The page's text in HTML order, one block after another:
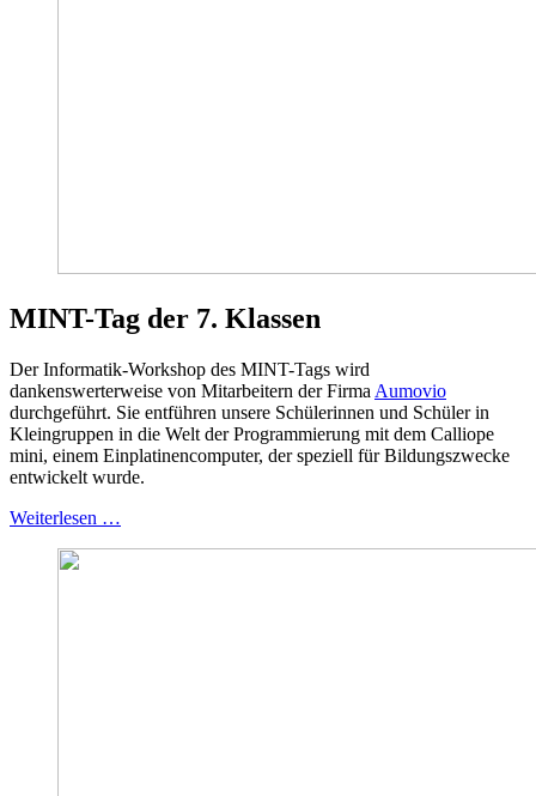
MINT-Tag der 7. Klassen
Der Informatik-Workshop des MINT-Tags wird
dankenswerterweise von Mitarbeitern der Firma Aumovio
durchgeführt. Sie entführen unsere Schülerinnen und Schüler in
Kleingruppen in die Welt der Programmierung mit dem Calliope
mini, einem Einplatinencomputer, der speziell für Bildungszwecke
entwickelt wurde.
Weiterlesen …